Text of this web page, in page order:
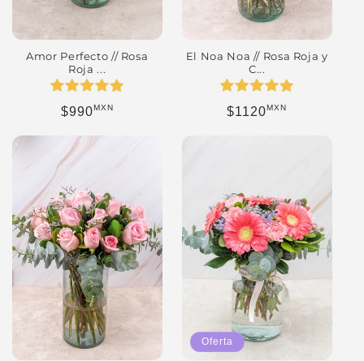
Amor Perfecto // Rosa
Roja ...
Precio habitual
$990MXN
El Noa Noa // Rosa Roja y
C...
Precio habitual
$1120MXN
Oferta